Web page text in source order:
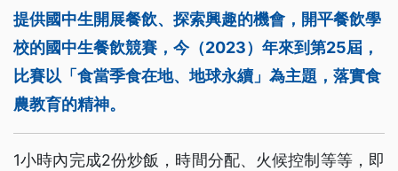
提供國中生開展餐飲、探索興趣的機會，開平餐飲學
校的國中生餐飲競賽，今（2023）年來到第25屆，
比賽以「食當季食在地、地球永續」為主題，落實食
農教育的精神。
1小時內完成2份炒飯，時間分配、火候控制等等，即